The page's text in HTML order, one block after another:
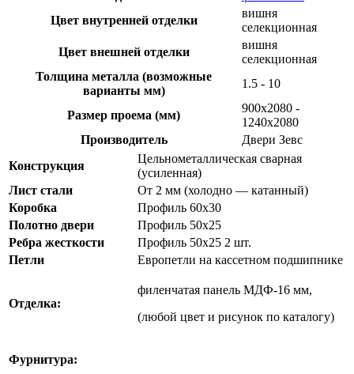
Цвет внутренней отделки
вишня
селекционная
Цвет внешней отделки
вишня
селекционная
Толщина металла (возможные
варианты мм)
1.5 - 10
Размер проема (мм)
900х2080 -
1240х2080
Производитель
Двери Зевс
Конструкция
Цельнометаллическая сварная
(усиленная)
Лист стали
От 2 мм (холодно — катанный)
Коробка
Профиль 60х30
Полотно двери
Профиль 50х25
Ребра жесткости
Профиль 50х25 2 шт.
Петли
Европетли на кассетном подшипнике
Отделка:
филенчатая панель МДФ-16 мм,
(любой цвет и рисунок по каталогу)
Фурнитура: